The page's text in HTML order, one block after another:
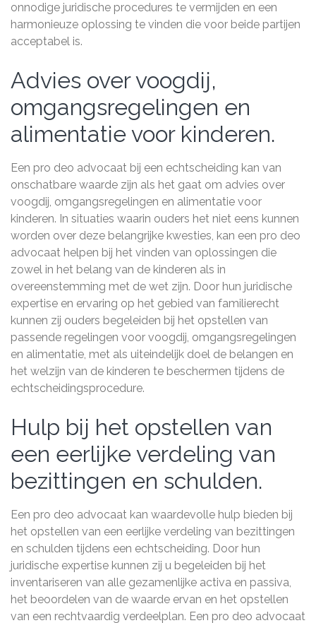
onnodige juridische procedures te vermijden en een
harmonieuze oplossing te vinden die voor beide partijen
acceptabel is.
Advies over voogdij,
omgangsregelingen en
alimentatie voor kinderen.
Een pro deo advocaat bij een echtscheiding kan van
onschatbare waarde zijn als het gaat om advies over
voogdij, omgangsregelingen en alimentatie voor
kinderen. In situaties waarin ouders het niet eens kunnen
worden over deze belangrijke kwesties, kan een pro deo
advocaat helpen bij het vinden van oplossingen die
zowel in het belang van de kinderen als in
overeenstemming met de wet zijn. Door hun juridische
expertise en ervaring op het gebied van familierecht
kunnen zij ouders begeleiden bij het opstellen van
passende regelingen voor voogdij, omgangsregelingen
en alimentatie, met als uiteindelijk doel de belangen en
het welzijn van de kinderen te beschermen tijdens de
echtscheidingsprocedure.
Hulp bij het opstellen van
een eerlijke verdeling van
bezittingen en schulden.
Een pro deo advocaat kan waardevolle hulp bieden bij
het opstellen van een eerlijke verdeling van bezittingen
en schulden tijdens een echtscheiding. Door hun
juridische expertise kunnen zij u begeleiden bij het
inventariseren van alle gezamenlijke activa en passiva,
het beoordelen van de waarde ervan en het opstellen
van een rechtvaardig verdeelplan. Een pro deo advocaat